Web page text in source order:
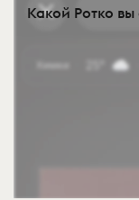
Какой Ротко вы